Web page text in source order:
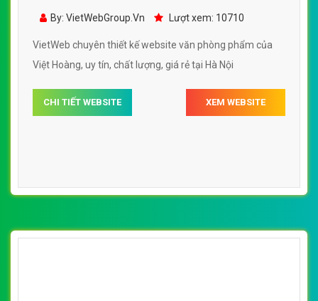
phẩm của Việt Hoàng đẹp SEO tốt
By: VietWebGroup.Vn Lượt xem: 10710
VietWeb chuyên thiết kế website văn phòng phẩm của
Việt Hoàng, uy tín, chất lượng, giá rẻ tại Hà Nội
CHI TIẾT WEBSITE XEM WEBSITE